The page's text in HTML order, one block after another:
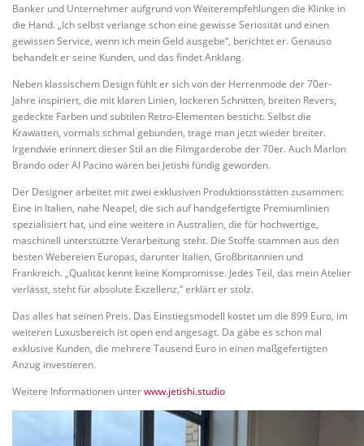
Banker und Unternehmer aufgrund von Weiterempfehlungen die Klinke in
die Hand. „Ich selbst verlange schon eine gewisse Seriosität und einen
gewissen Service, wenn ich mein Geld ausgebe“, berichtet er. Genauso
behandelt er seine Kunden, und das findet Anklang.
Neben klassischem Design fühlt er sich von der Herrenmode der 70er-
Jahre inspiriert, die mit klaren Linien, lockeren Schnitten, breiten Revers,
gedeckte Farben und subtilen Retro-Elementen besticht. Selbst die
Krawatten, vormals schmal gebunden, trage man jetzt wieder breiter.
Irgendwie erinnert dieser Stil an die Filmgarderobe der 70er. Auch Marlon
Brando oder Al Pacino wären bei Jetishi fündig geworden.
Der Designer arbeitet mit zwei exklusiven Produktionsstätten zusammen:
Eine in Italien, nahe Neapel, die sich auf handgefertigte Premiumlinien
spezialisiert hat, und eine weitere in Australien, die für hochwertige,
maschinell unterstützte Verarbeitung steht. Die Stoffe stammen aus den
besten Webereien Europas, darunter Italien, Großbritannien und
Frankreich. „Qualität kennt keine Kompromisse. Jedes Teil, das mein Atelier
verlässt, steht für absolute Exzellenz,“ erklärt er stolz.
Das alles hat seinen Preis. Das Einstiegsmodell kostet um die 899 Euro, im
weiteren Luxusbereich ist open end angesagt. Da gäbe es schon mal
exklusive Kunden, die mehrere Tausend Euro in einen maßgefertigten
Anzug investieren.
Weitere Informationen unterwww.jetishi.studio